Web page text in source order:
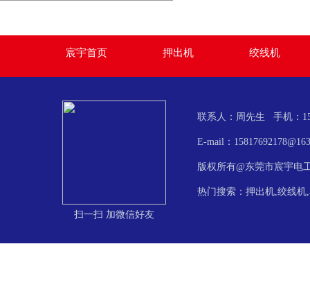
宸宇首页 押出机 绞线机
扫一扫 加微信好友
联系人：周先生 手机：
E-mail：
版权所有@东莞市宸宇
热门搜索：押出机,绞线